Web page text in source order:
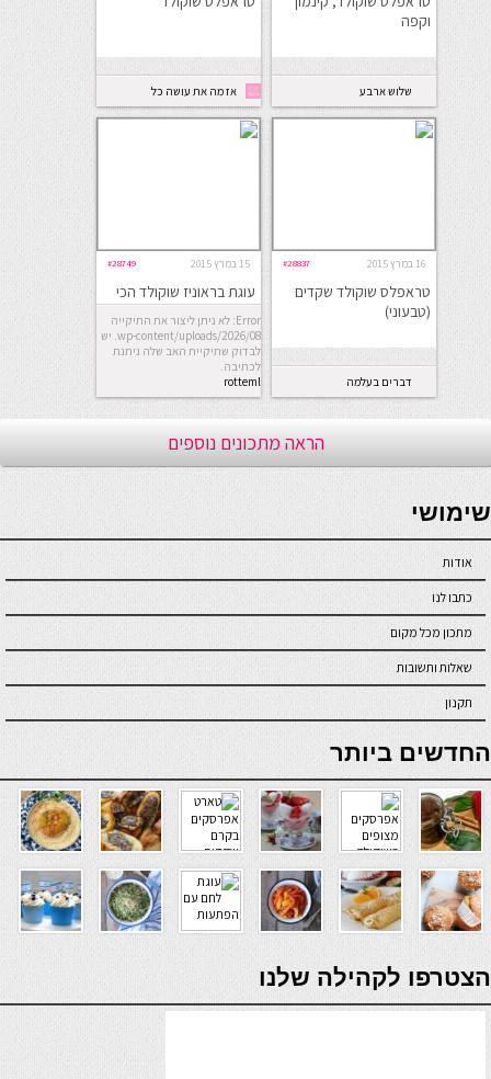
וקפה
שלוש ארבע
אז מה את עושה כל
היום
16 במרץ 2015 #28837
טראפלס שוקולד שקדים
(טבעוני)
דברים בעלמה
15 במרץ 2015 #28749
עוגת בראוניז שוקולד הכי
טעימה לפסח
Error: לא ניתן ליצור את התיקייה
wp-content/uploads/2026/08. יש
לבדוק שתיקיית האב שלה ניתנת
לכתיבה.
rotteml
הראה מתכונים נוספים
seriöse online casinos österreich
שימושי
אודות
כתבו לנו
מתכון מכל מקום
שאלות ותשובות
תקנון
online casino
החדשים ביותר
verde casino
הצטרפו לקהילה שלנו